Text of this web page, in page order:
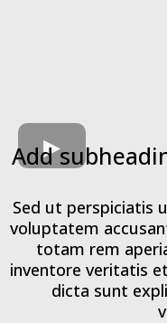
Add
Sed ut perspiciatis
voluptatem
totam rem
inventore veritatis
dicta sunt